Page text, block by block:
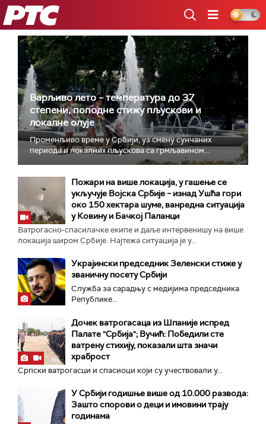
РТС
Варљиво лето – температура до 37
степени, поподне стижу пљускови и
локалне олује
Променљиво време у Србији, уз смену сунчаних
периода и локалних пљускова са грмљавином...
Пожари на више локација, у гашење се
укључује Војска Србије – изнад Ушћа гори
око 150 хектара шуме, ванредна ситуација
у Ковину и Бачкој Паланци
Ватрогасно-спасилачке екипе и даље интервенишу на више
локација широм Србије. Најтежа ситуација је у...
Украјински председник Зеленски стиже у
званичну посету Србији
Служба за сарадњу с медијима председника
Републике...
Дочек ватрогасаца из Шпаније испред
Палате "Србија"; Вучић: Победили сте
ватрену стихију, показали шта значи
храброст
Српски ватрогасци и спасиоци који су учествовали у...
У Србији годишње више од 10.000 развода:
Зашто спорови о деци и имовини трају
годинама